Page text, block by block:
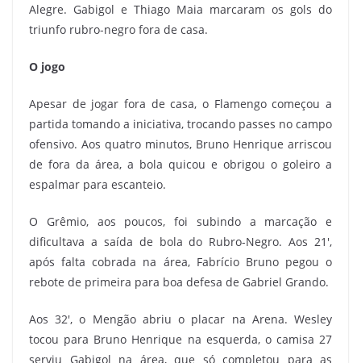
Alegre. Gabigol e Thiago Maia marcaram os gols do
triunfo rubro-negro fora de casa.
O jogo
Apesar de jogar fora de casa, o Flamengo começou a
partida tomando a iniciativa, trocando passes no campo
ofensivo. Aos quatro minutos, Bruno Henrique arriscou
de fora da área, a bola quicou e obrigou o goleiro a
espalmar para escanteio.
O Grêmio, aos poucos, foi subindo a marcação e
dificultava a saída de bola do Rubro-Negro. Aos 21′,
após falta cobrada na área, Fabrício Bruno pegou o
rebote de primeira para boa defesa de Gabriel Grando.
Aos 32′, o Mengão abriu o placar na Arena. Wesley
tocou para Bruno Henrique na esquerda, o camisa 27
serviu Gabigol na área, que só completou para as